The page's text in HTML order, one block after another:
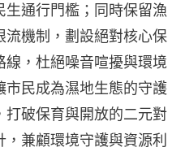
通行門檻；同時保留漁
機制，劃設絕對核心保
，杜絕噪音喧擾與環境
民成為濕地生態的守護
破保育與開放的二元對
兼顧環境守護與資源利